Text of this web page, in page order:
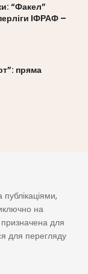
“Факел”
ІФРАФ –
пряма
на
для
для перегляду